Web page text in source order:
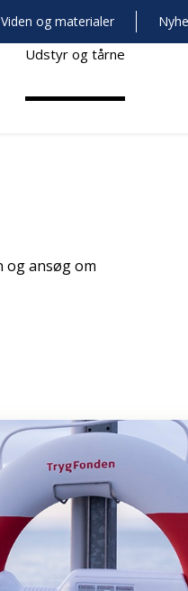
Viden og materialer
Udstyr og tårne
og ansøg om